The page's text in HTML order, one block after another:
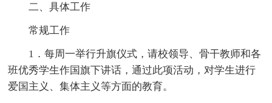
二、具体工作
常规工作
1．每周一举行升旗仪式，请校领导、骨干教师和各
班优秀学生作国旗下讲话，通过此项活动，对学生进行
爱国主义、集体主义等方面的教育。